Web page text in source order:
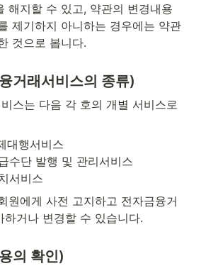
해지할 수 있고, 약관의 변경내용
제기하지 아니하는 경우에는 약관
것으로 봅니다.
거래서비스의 종류)
스는 다음 각 호의 개별 서비스로
대행서비스
수단 발행 및 관리서비스
서비스
원에게 사전 고지하고 전자금융거
하거나 변경할 수 있습니다.
의 확인)